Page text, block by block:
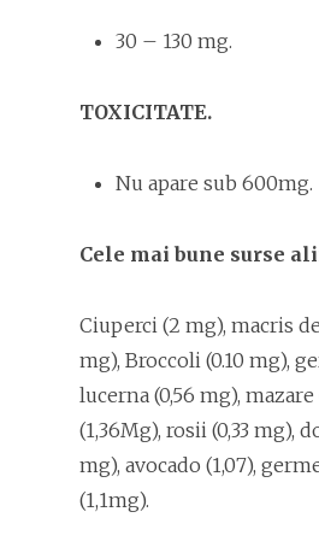
30 – 130 mg.
TOXICITATE.
Nu apare sub 600mg.
Cele mai bune surse
Ciuperci (2 mg), macris
mg), Broccoli (0.10 mg),
lucerna (0,56 mg),
(1,36Mg), rosii (0,33 mg),
mg), avocado (1,07),
(1,1mg).